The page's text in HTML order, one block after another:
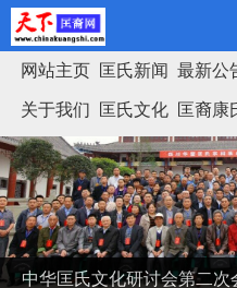
网站主页 匡氏新闻 最新公
关于我们 匡氏文化 匡裔康
匡氏家谱
中华匡氏文化研讨会第二次